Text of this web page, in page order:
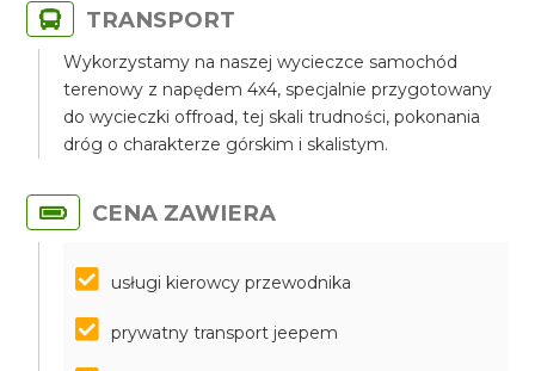
TRANSPORT
Wykorzystamy na naszej wycieczce samochód
terenowy z napędem 4x4, specjalnie przygotowany
do wycieczki offroad, tej skali trudności, pokonania
dróg o charakterze górskim i skalistym.
CENA ZAWIERA
usługi kierowcy przewodnika
prywatny transport jeepem